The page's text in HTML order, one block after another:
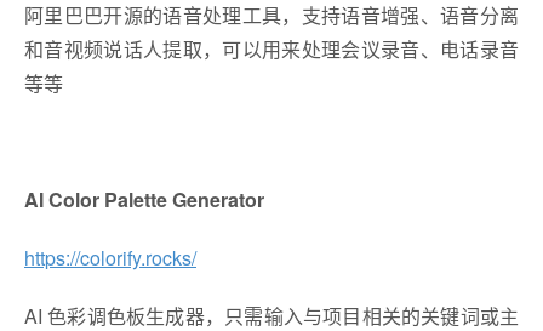
阿里巴巴开源的语音处理工具，支持语音增强、语音分离
和音视频说话人提取，可以用来处理会议录音、电话录音
等等
AI Color Palette Generator
https://colorify.rocks/
AI 色彩调色板生成器， 只需输入与项目相关的关键词或主